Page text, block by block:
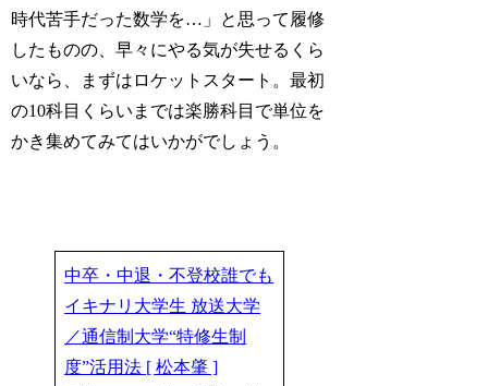
時代苦手だった数学を…」と思って履修
したものの、早々にやる気が失せるくら
いなら、まずはロケットスタート。最初
の10科目くらいまでは楽勝科目で単位を
かき集めてみてはいかがでしょう。
中卒・中退・不登校誰でも
イキナリ大学生 放送大学
／通信制大学“特修生制
度”活用法 [ 松本肇 ]